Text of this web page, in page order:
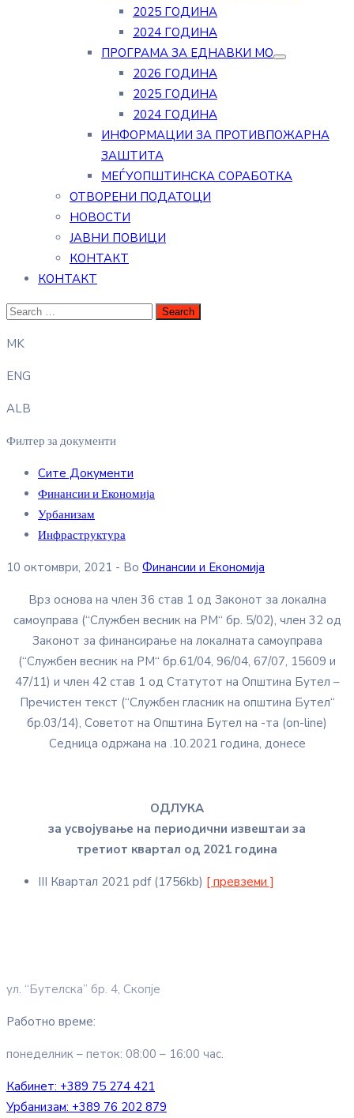
2025 ГОДИНА
2024 ГОДИНА
ПРОГРАМА ЗА ЕДНАВКИ МО
2026 ГОДИНА
2025 ГОДИНА
2024 ГОДИНА
ИНФОРМАЦИИ ЗА ПРОТИВПОЖАРНА
ЗАШТИТА
МЕЃУОПШТИНСКА СОРАБОТКА
ОТВОРЕНИ ПОДАТОЦИ
НОВОСТИ
ЈАВНИ ПОВИЦИ
КОНТАКТ
КОНТАКТ
MK
ENG
ALB
Филтер за документи
Сите Документи
Финансии и Економија
Урбанизам
Инфраструктура
10 октомври, 2021 - Во Финансии и Економија
Врз основа на член 36 став 1 од Законот за локална
самоуправа (“Службен весник на РМ“ бр. 5/02), член 32 од
Законот за финансирање на локалната самоуправа
(“Службен весник на РМ“ бр.61/04, 96/04, 67/07, 15609 и
47/11) и член 42 став 1 од Статутот на Општина Бутел –
Пречистен текст (“Службен гласник на општина Бутел“
бр.03/14), Советот на Општина Бутел на -та (on-line)
Седница одржана на .10.2021 година, донесе
ОДЛУКА
за усвојување на периодични извештаи за
третиот квартал од 2021 година
III Квартал 2021 pdf (1756kb) [ превземи ]
ул. “Бутелска” бр. 4, Скопје
Работно време:
понеделник – петок: 08:00 – 16:00 час.
Кабинет: +389 75 274 421
Урбанизам: +389 76 202 879